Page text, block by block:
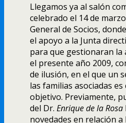
Llegamos ya al salón
celebrado el 14 de
General de Socios,
el apoyo a la Junta
para que gestionaran la
el presente año 2009,
de ilusión, en el que un
las familias asociadas
objetivo. Previamente,
del Dr. Enrique de la Rosa
novedades en relación